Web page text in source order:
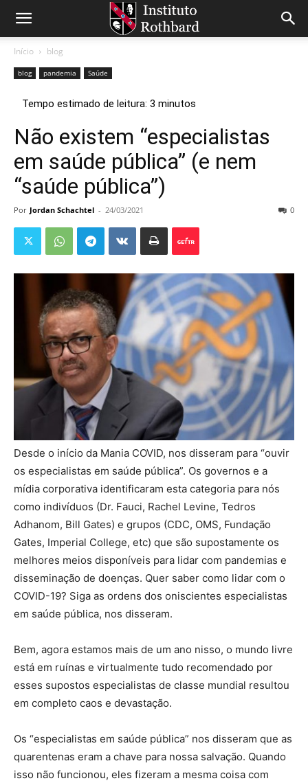
Início blog
blog pandemia Saúde
Não existem “especialistas
em saúde pública” (e nem
“saúde pública”)
Por Jordan Schachtel - 24/03/2021 0
Desde o início da Mania COVID, nos disseram para “ouvir
os especialistas em saúde pública”. Os governos e a
mídia corporativa identificaram esta categoria para nós
como indivíduos (Dr. Fauci, Rachel Levine, Tedros
Adhanom, Bill Gates) e grupos (CDC, OMS, Fundação
Gates, Imperial College, etc) que são supostamente os
melhores meios disponíveis para lidar com pandemias e
disseminação de doenças. Quer saber como lidar com o
COVID-19? Siga as ordens dos oniscientes especialistas
em saúde pública, nos disseram.
Bem, agora estamos mais de um ano nisso, o mundo livre
está em ruínas e virtualmente tudo recomendado por
esses supostos especialistas de classe mundial resultou
em completo caos e devastação.
Os “especialistas em saúde pública” nos disseram que as
quarentenas eram a chave para nossa salvação. Quando
isso não funcionou, eles fizeram a mesma coisa com